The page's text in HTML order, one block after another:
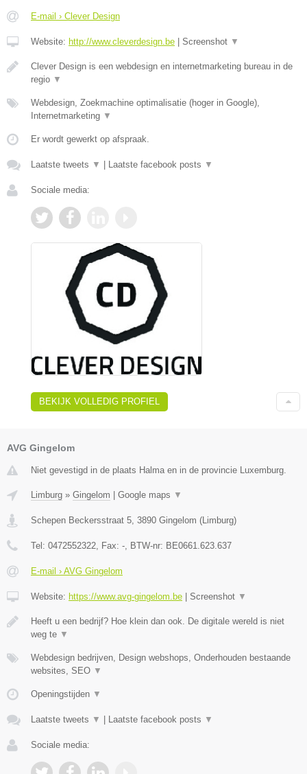
E-mail › Clever Design
Website: http://www.cleverdesign.be Screenshot ▼
Clever Design is een webdesign en internetmarketing bureau in de
regio ▼
Webdesign, Zoekmachine optimalisatie (hoger in Google),
Internetmarketing ▼
Er wordt gewerkt op afspraak.
Laatste tweets ▼ Laatste facebook posts ▼
Sociale media:
BEKIJK VOLLEDIG PROFIEL
AVG Gingelom
Niet gevestigd in de plaats Halma en in de provincie Luxemburg.
Limburg » Gingelom | Google maps ▼
Schepen Beckersstraat 5 3890 Gingelom (Limburg)
Tel: 0472552322 , Fax: - , BTW-nr: BE0661.623.637
E-mail › AVG Gingelom
Website: https://www.avg-gingelom.be | Screenshot ▼
Heeft u een bedrijf? Hoe klein dan ook. De digitale wereld is niet
weg te ▼
Webdesign bedrijven, Design webshops, Onderhouden bestaande
websites, SEO ▼
Openingstijden ▼
Laatste tweets ▼ | Laatste facebook posts ▼
Sociale media: